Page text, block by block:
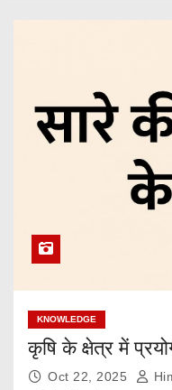
KNOWLEDGE
कृषि के क्षेत्र में
Oct 22, 2025